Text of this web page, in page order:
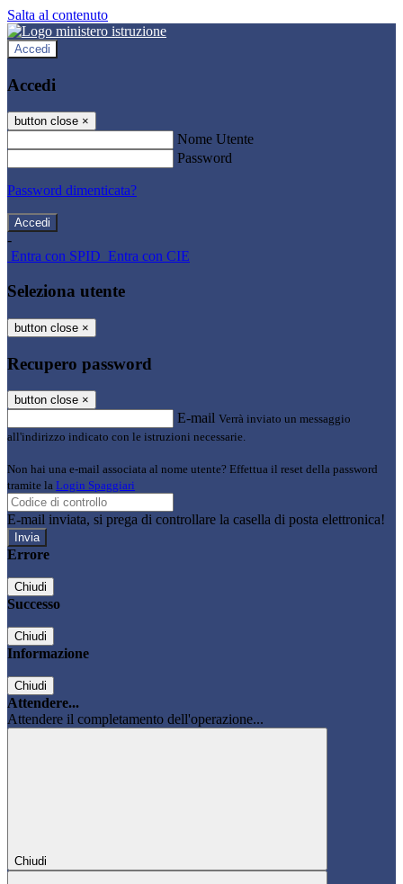
Salta al contenuto
Accedi
Accedi
button close ×
Nome Utente
Password
Password dimenticata?
-
Entra con SPID Entra con CIE
Seleziona utente
button close ×
Recupero password
button close ×
E-mail Verrà inviato un messaggio
all'indirizzo indicato con le istruzioni necessarie.
Non hai una e-mail associata al nome utente? Effettua il reset della password
tramite la Login Spaggiari
E-mail inviata, si prega di controllare la casella di posta elettronica!
Errore
Chiudi
Successo
Chiudi
Informazione
Chiudi
Attendere...
Attendere il completamento dell'operazione...
Chiudi